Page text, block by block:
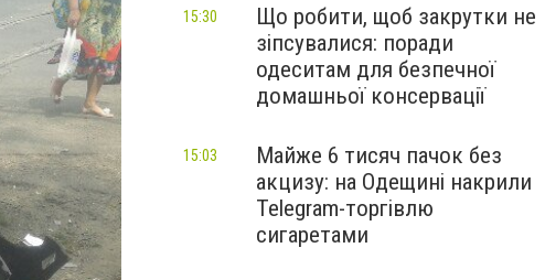
Що робити, щоб закрутки не
зіпсувалися: поради
одеситам для безпечної
домашньої консервації
15:30
Майже 6 тисяч пачок без
акцизу: на Одещині накрили
Telegram-торгівлю
сигаретами
15:03